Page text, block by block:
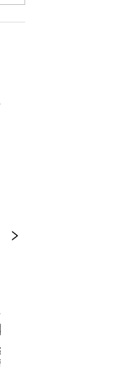
OEM 代工工
性、高抗冲击、